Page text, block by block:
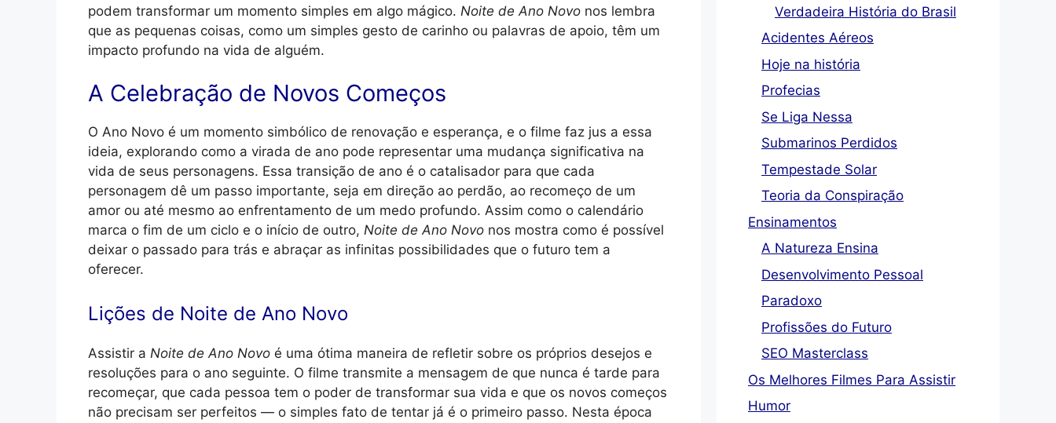
podem transformar um momento simples em algo mágico. Noite de Ano Novo nos lembra
que as pequenas coisas, como um simples gesto de carinho ou palavras de apoio, têm um
impacto profundo na vida de alguém.
A Celebração de Novos Começos
O Ano Novo é um momento simbólico de renovação e esperança, e o filme faz jus a essa
ideia, explorando como a virada de ano pode representar uma mudança significativa na
vida de seus personagens. Essa transição de ano é o catalisador para que cada
personagem dê um passo importante, seja em direção ao perdão, ao recomeço de um
amor ou até mesmo ao enfrentamento de um medo profundo. Assim como o calendário
marca o fim de um ciclo e o início de outro, Noite de Ano Novo nos mostra como é possível
deixar o passado para trás e abraçar as infinitas possibilidades que o futuro tem a
oferecer.
Lições de Noite de Ano Novo
Assistir a Noite de Ano Novo é uma ótima maneira de refletir sobre os próprios desejos e
resoluções para o ano seguinte. O filme transmite a mensagem de que nunca é tarde para
recomeçar, que cada pessoa tem o poder de transformar sua vida e que os novos começos
não precisam ser perfeitos — o simples fato de tentar já é o primeiro passo. Nesta época
Verdadeira História do Brasil
Acidentes Aéreos
Hoje na história
Profecias
Se Liga Nessa
Submarinos Perdidos
Tempestade Solar
Teoria da Conspiração
Ensinamentos
A Natureza Ensina
Desenvolvimento Pessoal
Paradoxo
Profissões do Futuro
SEO Masterclass
Os Melhores Filmes Para Assistir
Humor